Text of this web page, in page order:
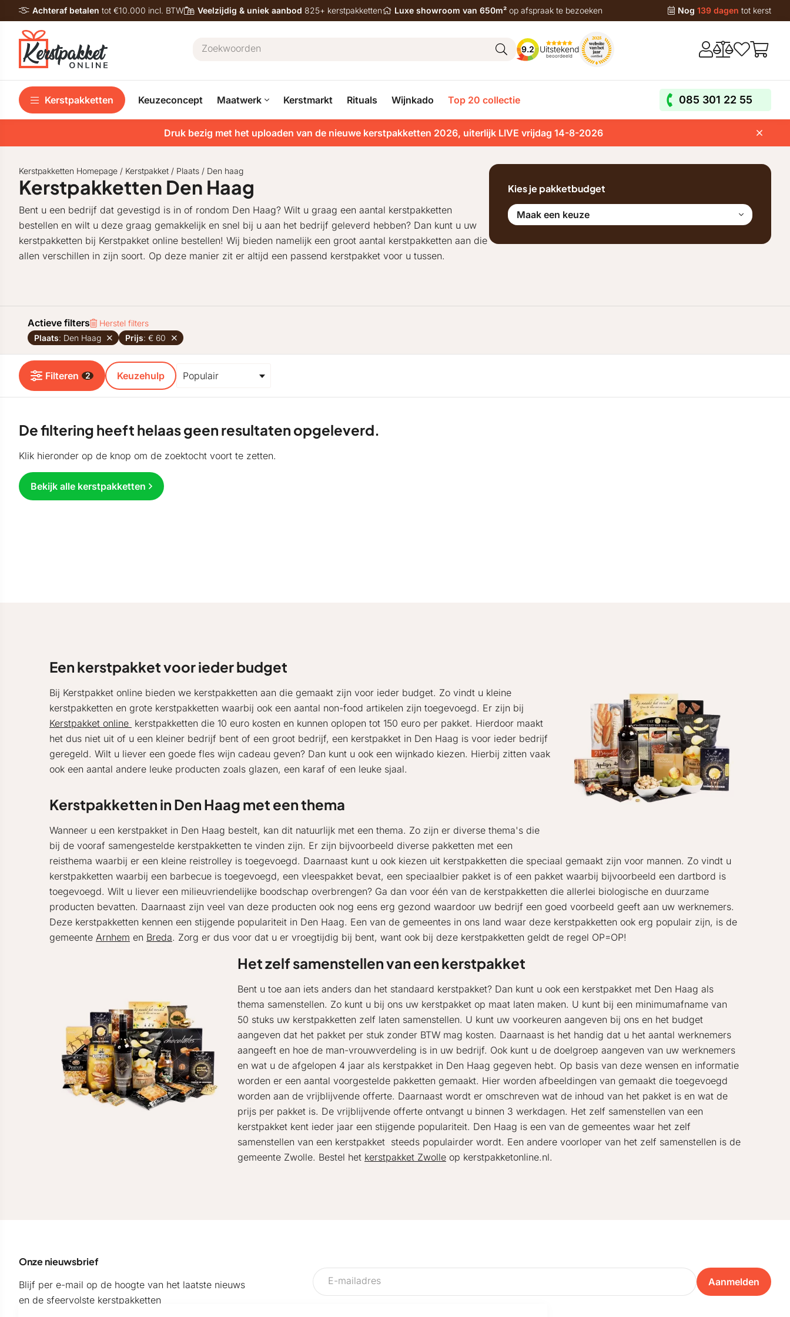
Achteraf betalen tot €10.000 incl. BTW Veelzijdig & uniek aanbod 825+ kerstpakketten Luxe showroom van 650m² op afspraak te bezoeken Nog 139 dagen tot kerst
9.2 Uitstekend
beoordeeld
Kerstpakketten Keuzeconcept Maatwerk Kerstmarkt Rituals Wijnkado Top 20 collectie 085 301 22 55
Druk bezig met het uploaden van de nieuwe kerstpakketten 2026, uiterlijk LIVE vrijdag 14-8-2026
Kerstpakketten Homepage / Kerstpakket / Plaats / Den haag
Kerstpakketten Den Haag
Bent u een bedrijf dat gevestigd is in of rondom Den Haag? Wilt u graag een aantal kerstpakketten
bestellen en wilt u deze graag gemakkelijk en snel bij u aan het bedrijf geleverd hebben? Dan kunt u uw
kerstpakketten bij Kerstpakket online bestellen! Wij bieden namelijk een groot aantal kerstpakketten aan die
allen verschillen in zijn soort. Op deze manier zit er altijd een passend kerstpakket voor u tussen.
Kies je pakketbudget
Maak een keuze
Actieve filters
Herstel filters
Plaats: Den Haag Prijs: € 60
Filteren 2 Keuzehulp
De filtering heeft helaas geen resultaten opgeleverd.
Klik hieronder op de knop om de zoektocht voort te zetten.
Bekijk alle kerstpakketten
Een kerstpakket voor ieder budget
Bij Kerstpakket online bieden we kerstpakketten aan die gemaakt zijn voor ieder budget. Zo vindt u kleine
kerstpakketten en grote kerstpakketten waarbij ook een aantal non-food artikelen zijn toegevoegd. Er zijn bij
Kerstpakket online kerstpakketten die 10 euro kosten en kunnen oplopen tot 150 euro per pakket. Hierdoor maakt
het dus niet uit of u een kleiner bedrijf bent of een groot bedrijf, een kerstpakket in Den Haag is voor ieder bedrijf
geregeld. Wilt u liever een goede fles wijn cadeau geven? Dan kunt u ook een wijnkado kiezen. Hierbij zitten vaak
ook een aantal andere leuke producten zoals glazen, een karaf of een leuke sjaal.
Kerstpakketten in Den Haag met een thema
Wanneer u een kerstpakket in Den Haag bestelt, kan dit natuurlijk met een thema. Zo zijn er diverse thema's die
bij de vooraf samengestelde kerstpakketten te vinden zijn. Er zijn bijvoorbeeld diverse pakketten met een
reisthema waarbij er een kleine reistrolley is toegevoegd. Daarnaast kunt u ook kiezen uit kerstpakketten die speciaal gemaakt zijn voor mannen. Zo vindt u
kerstpakketten waarbij een barbecue is toegevoegd, een vleespakket bevat, een speciaalbier pakket is of een pakket waarbij bijvoorbeeld een dartbord is
toegevoegd. Wilt u liever een milieuvriendelijke boodschap overbrengen? Ga dan voor één van de kerstpakketten die allerlei biologische en duurzame
producten bevatten. Daarnaast zijn veel van deze producten ook nog eens erg gezond waardoor uw bedrijf een goed voorbeeld geeft aan uw werknemers.
Deze kerstpakketten kennen een stijgende populariteit in Den Haag. Een van de gemeentes in ons land waar deze kerstpakketten ook erg populair zijn, is de
gemeente Arnhem en Breda. Zorg er dus voor dat u er vroegtijdig bij bent, want ook bij deze kerstpakketten geldt de regel OP=OP!
Het zelf samenstellen van een kerstpakket
Bent u toe aan iets anders dan het standaard kerstpakket? Dan kunt u ook een kerstpakket met Den Haag als
thema samenstellen. Zo kunt u bij ons uw kerstpakket op maat laten maken. U kunt bij een minimumafname van
50 stuks uw kerstpakketten zelf laten samenstellen. U kunt uw voorkeuren aangeven bij ons en het budget
aangeven dat het pakket per stuk zonder BTW mag kosten. Daarnaast is het handig dat u het aantal werknemers
aangeeft en hoe de man-vrouwverdeling is in uw bedrijf. Ook kunt u de doelgroep aangeven van uw werknemers
en wat u de afgelopen 4 jaar als kerstpakket in Den Haag gegeven hebt. Op basis van deze wensen en informatie
worden er een aantal voorgestelde pakketten gemaakt. Hier worden afbeeldingen van gemaakt die toegevoegd
worden aan de vrijblijvende offerte. Daarnaast wordt er omschreven wat de inhoud van het pakket is en wat de
prijs per pakket is. De vrijblijvende offerte ontvangt u binnen 3 werkdagen. Het zelf samenstellen van een
kerstpakket kent ieder jaar een stijgende populariteit. Den Haag is een van de gemeentes waar het zelf
samenstellen van een kerstpakket steeds populairder wordt. Een andere voorloper van het zelf samenstellen is de
gemeente Zwolle. Bestel het kerstpakket Zwolle op kerstpakketonline.nl.
Onze nieuwsbrief
Blijf per e-mail op de hoogte van het laatste nieuws
en de sfeervolste kerstpakketten
Aanmelden